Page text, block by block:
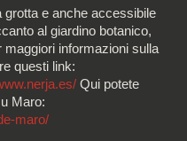
grotta e anche accessibile
al giardino botanico,
maggiori informazioni sulla
questi link:
Qui potete
Maro:
maro/